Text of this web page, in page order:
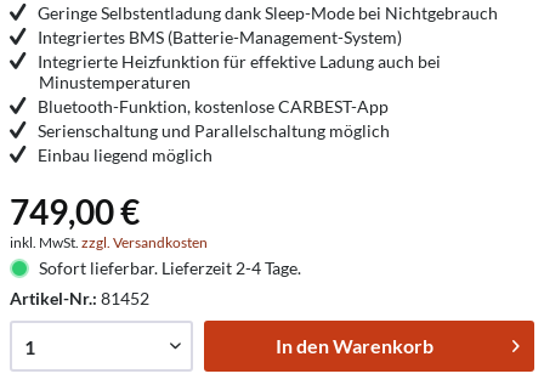
Geringe Selbstentladung dank Sleep-Mode bei Nichtgebrauch
Integriertes BMS (Batterie-Management-System)
Integrierte Heizfunktion für effektive Ladung auch bei
Minustemperaturen
Bluetooth-Funktion, kostenlose CARBEST-App
Serienschaltung und Parallelschaltung möglich
Einbau liegend möglich
749,00 €
inkl. MwSt. zzgl. Versandkosten
Sofort lieferbar. Lieferzeit 2-4 Tage.
Artikel-Nr.: 81452
In denWarenkorb